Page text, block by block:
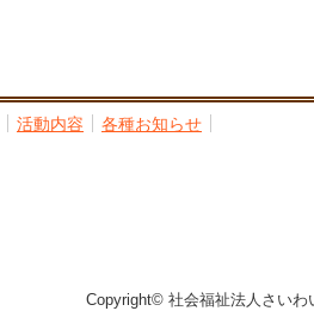
活動内容 各種お知らせ
Copyright© 社会福祉法人さい